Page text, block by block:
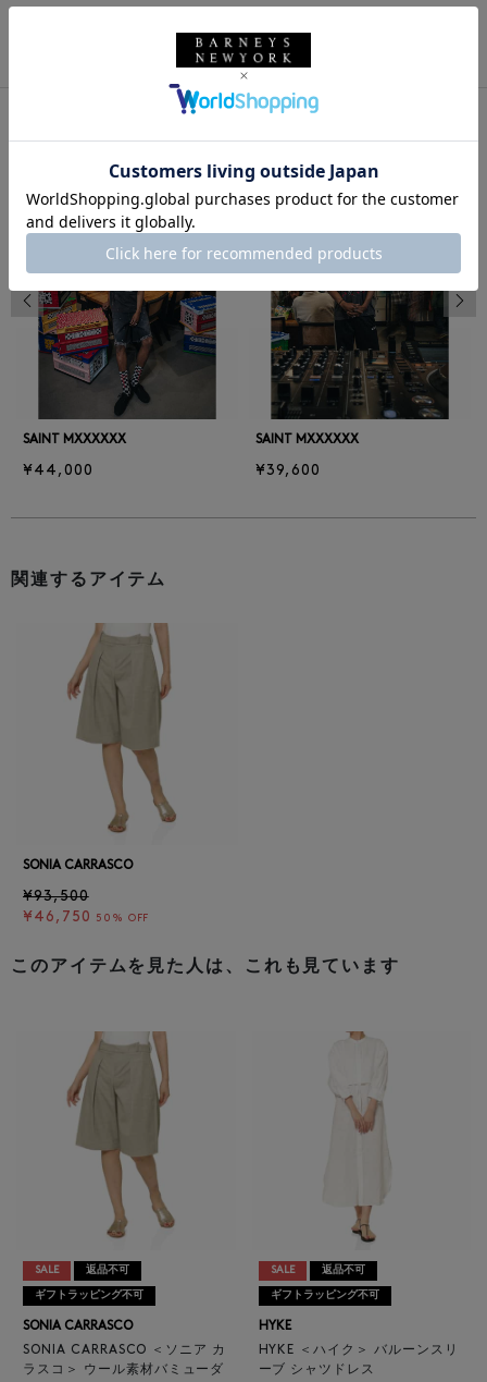
SAINT MXXXXXX
¥44,000
SAINT MXXXXXX
¥39,600
前の画像 次の
関連するアイテム
SONIA CARRASCO
¥93,500
¥46,750
50% OFF
このアイテムを見た人は、これも見ています
SALE 返品不可
ギフトラッピング不可
SONIA CARRASCO
SONIA CARRASCO ＜ソニア カ
ラスコ＞ ウール素材バミューダ
SALE 返品不可
ギフトラッピング不可
HYKE
HYKE ＜ハイク＞ バルーンスリ
ーブ シャツドレス